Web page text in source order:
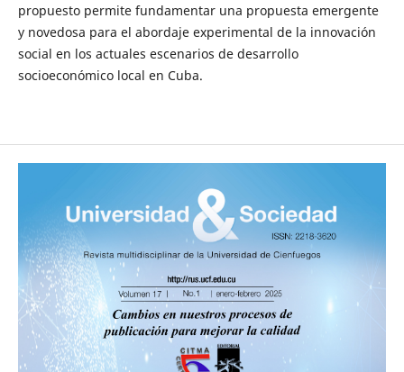
propuesto permite fundamentar una propuesta emergente
y novedosa para el abordaje experimental de la innovación
social en los actuales escenarios de desarrollo
socioeconómico local en Cuba.